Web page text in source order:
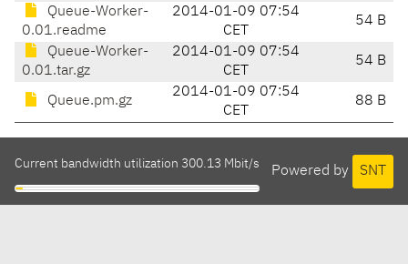
Queue-Worker-
0.01.readme
2014-01-09 07:54
CET
54 B
Queue-Worker-
0.01.tar.gz
2014-01-09 07:54
CET
54 B
Queue.pm.gz
2014-01-09 07:54
CET
88 B
Powered by SNT
Current bandwidth utilization 300.13 Mbit/s